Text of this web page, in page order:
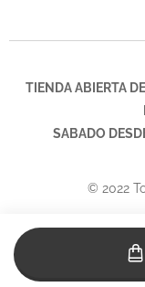
TIENDA ABIERTA
SABADO
© 2022